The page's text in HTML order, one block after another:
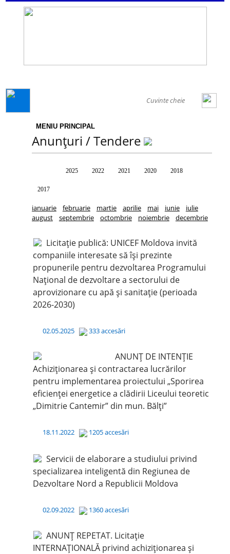
MENIU PRINCIPAL
Anunțuri / Tendere
2025 2022 2021 2020 2018
2017
ianuarie februarie martie aprilie mai iunie
iulie
august
septembrie octombrie noiembrie decembrie
Licitație publică: UNICEF Moldova invită
companiile interesate să își prezinte
propunerile pentru dezvoltarea Programului
Național de dezvoltare a sectorului de
aprovizionare cu apă și sanitație (perioada
2026-2030)
02.05.2025 333 accesări
ANUNȚ DE INTENȚIE
Achiziționarea și contractarea lucrărilor
pentru implementarea proiectului „Sporirea
eficienței energetice a clădirii Liceului teoretic
„Dimitrie Cantemir” din mun. Bălți”
18.11.2022 1205 accesări
Servicii de elaborare a studiului privind
specializarea inteligentă din Regiunea de
Dezvoltare Nord a Republicii Moldova
02.09.2022 1360 accesări
ANUNȚ REPETAT. Licitație
INTERNAȚIONALĂ privind achiziționarea și